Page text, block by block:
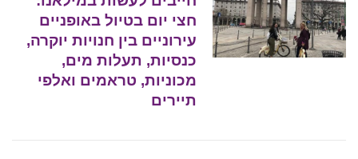
חצי יום בטיול באופניים
עירוניים בין חנויות יוקרה,
כנסיות, תעלות מים,
מכוניות, טראמים ואלפי
תיירים